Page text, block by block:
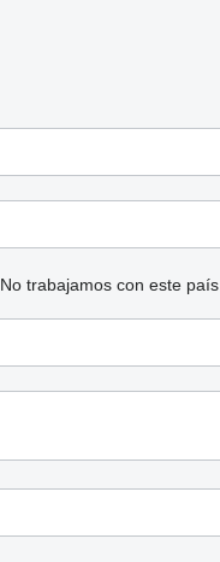
No trabajamos con este país